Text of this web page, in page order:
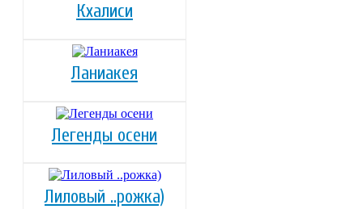
Кхалиси
Ланиакея
Легенды осени
Лиловый ..рожка)